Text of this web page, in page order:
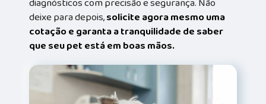
deixe para depois,solicite agora mesmo uma
cotação e garanta a tranquilidade de saber
que seu pet está em boas mãos.